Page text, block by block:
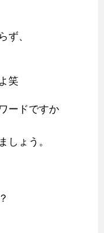
ず、
笑
ードですか
しょう。